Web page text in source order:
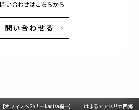
い合わせはこちらから
問い合わせる
【オフィスへGo！―Nagisa編―】ここはまるでアメリカ西海